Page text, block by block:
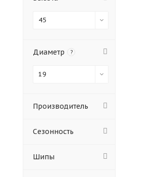
45
Диаметр ?
19
Производитель
Сезонность
Шипы